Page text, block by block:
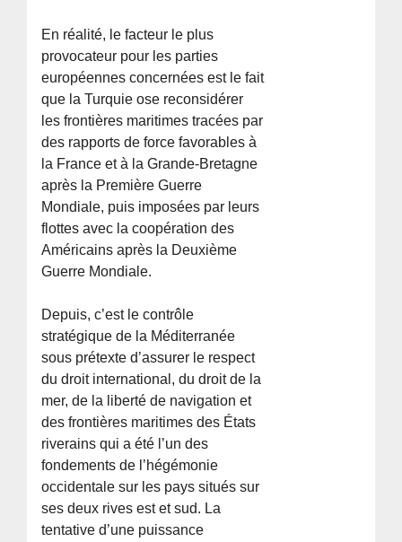
En réalité, le facteur le plus
provocateur pour les parties
européennes concernées est le fait
que la Turquie ose reconsidérer
les frontières maritimes tracées par
des rapports de force favorables à
la France et à la Grande-Bretagne
après la Première Guerre
Mondiale, puis imposées par leurs
flottes avec la coopération des
Américains après la Deuxième
Guerre Mondiale.
Depuis, c’est le contrôle
stratégique de la Méditerranée
sous prétexte d’assurer le respect
du droit international, du droit de la
mer, de la liberté de navigation et
des frontières maritimes des États
riverains qui a été l’un des
fondements de l’hégémonie
occidentale sur les pays situés sur
ses deux rives est et sud. La
tentative d’une puissance